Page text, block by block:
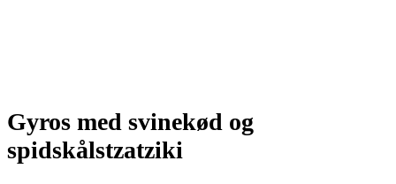
Gyros med svinekød og
spidskålstzatziki